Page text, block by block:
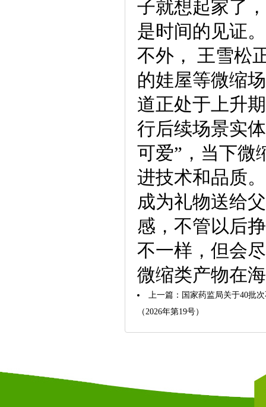
子就想起家了
是时间的见证。
不外， 王雪松
的娃屋等微缩
道正处于上升
行后续场景实
可爱”，当下微
进技术和品质。
成为礼物送给
感，不管以后
不一样，但会
微缩类产物在
上一篇： 国家药监局关于40批
（2026年第19号）